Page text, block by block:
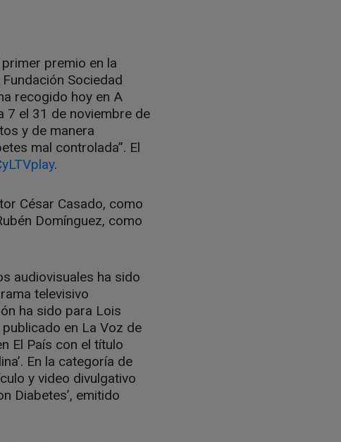
premio en la
Sociedad
recogido hoy en A
7 el 31 de noviembre de
y de manera
mal controlada”. El
.
César Casado, como
Domínguez, como
audiovisuales ha sido
televisivo
ha sido para Lois
publicado en La Voz de
El País con el título
En la categoría de
y video divulgativo
Diabetes’, emitido